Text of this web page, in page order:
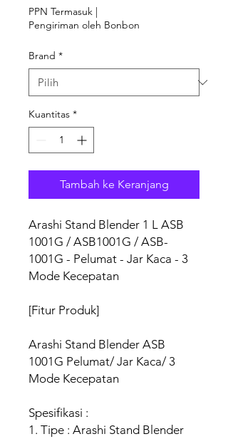
PPN Termasuk |
Pengiriman oleh Bonbon
Brand *
Kuantitas *
Tambah ke Keranjang
Arashi Stand Blender 1 L ASB
1001G / ASB1001G / ASB-
1001G - Pelumat - Jar Kaca - 3
Mode Kecepatan
[Fitur Produk]
Arashi Stand Blender ASB
1001G Pelumat/ Jar Kaca/ 3
Mode Kecepatan
Spesifikasi :
1. Tipe : Arashi Stand Blender